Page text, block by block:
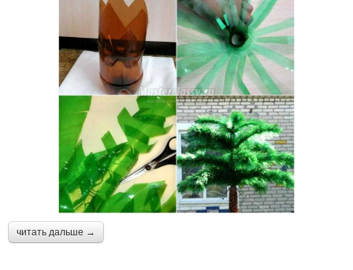
читать дальше →